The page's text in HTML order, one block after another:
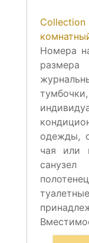
Номера
одежды,
чая или